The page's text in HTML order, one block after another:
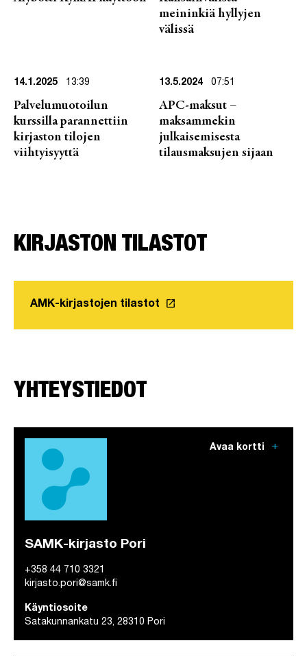
meininkiä hyllyjen
välissä
14.1.2025 13:39
Palvelumuotoilun
kurssilla parannettiin
kirjaston tilojen
viihtyisyyttä
13.5.2024 07:51
APC-maksut –
maksammekin
julkaisemisesta
tilausmaksujen sijaan
KIRJASTON TILASTOT
AMK-kirjastojen tilastot Linkki avautuu uuteen
launch
YHTEYSTIEDOT
Avaa kortti add
SAMK-kirjasto Pori
+358 44 710 3321
kirjasto.pori@samk.fi
Käyntiosoite
Satakunnankatu 23, 28310 Pori